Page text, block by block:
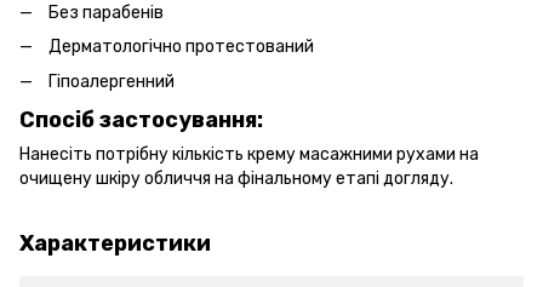
Без парабенів
Дерматологічно протестований
Гіпоалергенний
Спосіб застосування:
Нанесіть потрібну кількість крему масажними рухами на
очищену шкіру обличчя на фінальному етапі догляду.
Характеристики